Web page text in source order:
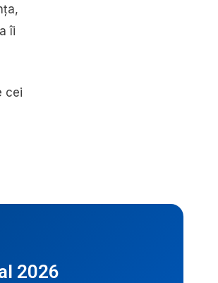
îi
cei
2026